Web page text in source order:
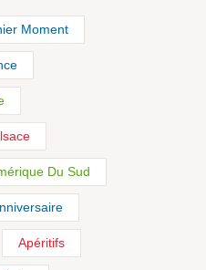
Moment
Du Sud
Apéritifs